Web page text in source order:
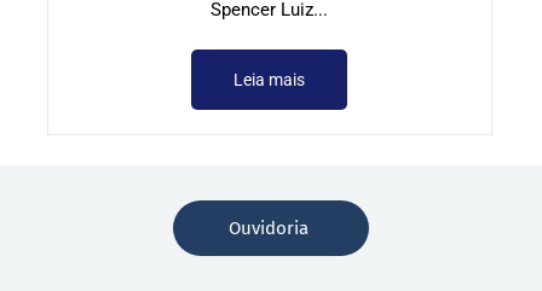
Spencer Luiz...
Leia mais
Ouvidoria